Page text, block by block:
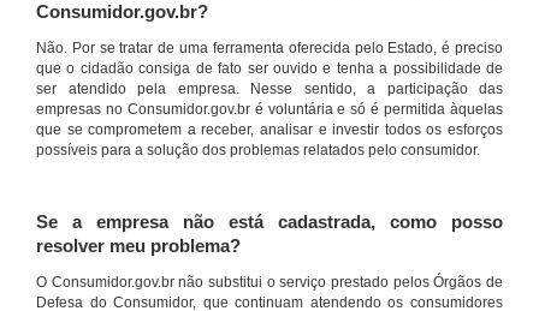
Consumidor.gov.br?
Não. Por se tratar de uma ferramenta oferecida pelo Estado, é preciso
que o cidadão consiga de fato ser ouvido e tenha a possibilidade de
ser atendido pela empresa. Nesse sentido, a participação das
empresas no Consumidor.gov.br é voluntária e só é permitida àquelas
que se comprometem a receber, analisar e investir todos os esforços
possíveis para a solução dos problemas relatados pelo consumidor.
Se a empresa não está cadastrada, como posso
resolver meu problema?
O Consumidor.gov.br não substitui o serviço prestado pelos Órgãos de
Defesa do Consumidor, que continuam atendendo os consumidores